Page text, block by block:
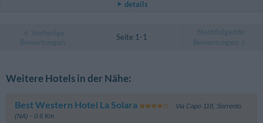
details
Seite 1-1
Weitere Hotels in der Nähe:
Best Western Hotel La Solara Via Capo 118, Sorrento
(NA) - 0.6 Km